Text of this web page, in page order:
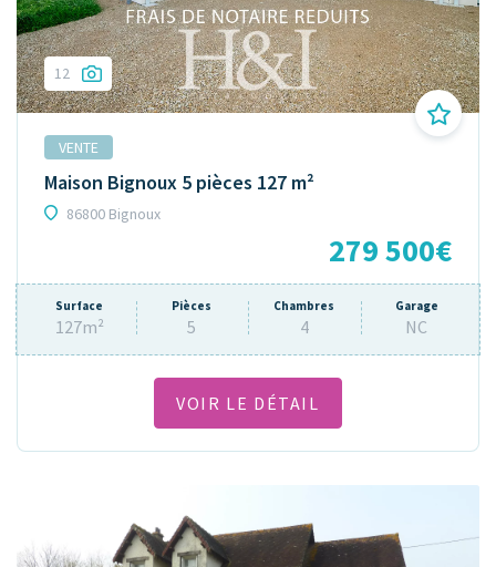
12
VENTE
Maison Bignoux 5 pièces 127 m²
86800 Bignoux
279 500€
Surface
127m²
Pièces
5
Chambres
4
Garage
NC
VOIR LE DÉTAIL